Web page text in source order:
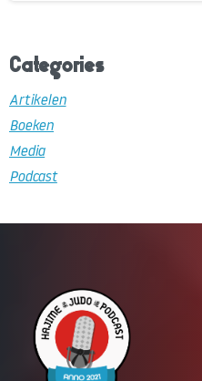
Categories
Artikelen
Boeken
Media
Podcast